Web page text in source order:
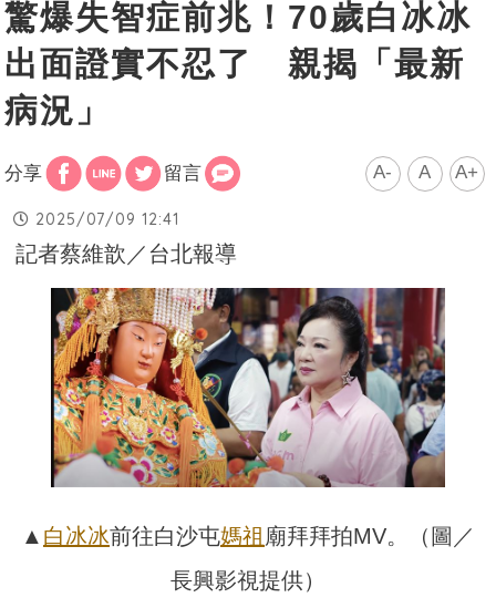
驚爆失智症前兆！70歲白冰冰
出面證實不忍了 親揭「最新
病況」
分享 留言 A- A A+
2025/07/09 12:41
記者蔡維歆／台北報導
▲ 白冰冰前往白沙屯媽祖 廟拜拜拍MV。（圖／
長興影視提供）